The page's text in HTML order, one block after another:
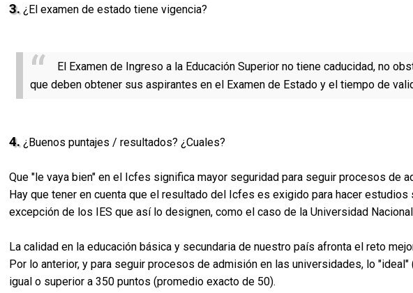
3.¿El examen de estado tiene vigencia?
El Examen de Ingreso a la Educación Superior no tiene caducidad, no
que deben obtener sus aspirantes en el Examen de Estado y el tiempo de
4. ¿Buenos puntajes / resultados? ¿Cuales?
Que "le vaya bien" en el Icfes significa mayor seguridad para seguir procesos de
Hay que tener en cuenta que el resultado del Icfes es exigido para hacer
excepción de los IES que así lo designen, como el caso de la Universidad
La calidad en la educación básica y secundaria de nuestro país afronta el reto
Por lo anterior, y para seguir procesos de admisión en las universidades, lo
igual o superior a 350 puntos (promedio exacto de 50).